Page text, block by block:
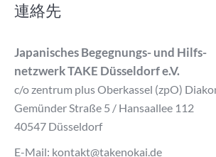
連絡先
Japanisches Begegnungs- und Hilfs-
netzwerk TAKE Düsseldorf e.V.
c/o zentrum plus Oberkassel (zpO)
Gemünder Straße 5 / Hansaallee 112
40547 Düsseldorf
E-Mail: kontakt@takenokai.de